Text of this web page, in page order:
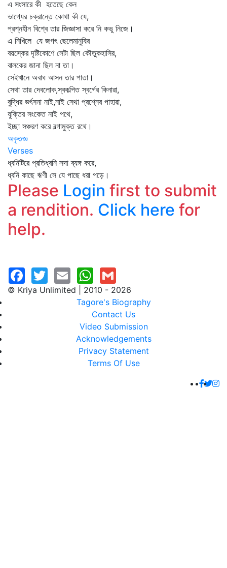
এ সংসারে কী হতেছে কেন
ভাগ্যের চক্রান্তে কোথা কী যে,
প্রশ্নহীন বিশ্বে তার জিজ্ঞাসা করে নি কভু নিজে।
এ নিখিলে যে জগৎ ছেলেমানুষির
বয়স্কের দৃষ্টিকোণে সেটা ছিল কৌতুকহাসির,
বালকের জানা ছিল না তা।
সেইখানে অবাধ আসন তার পাতা।
সেথা তার দেবলোক,স্বকল্পিত স্বর্গের কিনারা,
বুদ্ধির ভর্ৎসনা নাই,নাই সেথা প্রশ্নের পাহারা,
যুক্তির সংকেত নাই পথে,
ইচ্ছা সঞ্চরণ করে বল্গামুক্ত রথে।
অকৃতজ্ঞ
Verses
ধ্বনিটিরে প্রতিধ্বনি সদা ব্যঙ্গ করে,
ধ্বনি কাছে ঋণী সে যে পাছে ধরা পড়ে।
Please Login first to submit
a rendition. Click here for
help.
© Kriya Unlimited | 2010 - 2026
Tagore's Biography
Contact Us
Video Submission
Acknowledgements
Privacy Statement
Terms Of Use